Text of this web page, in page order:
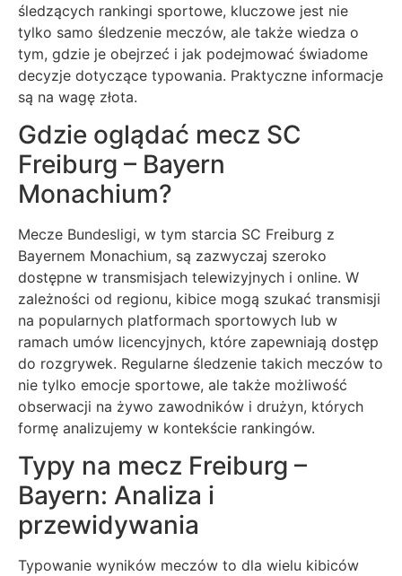
śledzących rankingi sportowe, kluczowe jest nie
tylko samo śledzenie meczów, ale także wiedza o
tym, gdzie je obejrzeć i jak podejmować świadome
decyzje dotyczące typowania. Praktyczne informacje
są na wagę złota.
Gdzie oglądać mecz SC
Freiburg – Bayern
Monachium?
Mecze Bundesligi, w tym starcia SC Freiburg z
Bayernem Monachium, są zazwyczaj szeroko
dostępne w transmisjach telewizyjnych i online. W
zależności od regionu, kibice mogą szukać transmisji
na popularnych platformach sportowych lub w
ramach umów licencyjnych, które zapewniają dostęp
do rozgrywek. Regularne śledzenie takich meczów to
nie tylko emocje sportowe, ale także możliwość
obserwacji na żywo zawodników i drużyn, których
formę analizujemy w kontekście rankingów.
Typy na mecz Freiburg –
Bayern: Analiza i
przewidywania
Typowanie wyników meczów to dla wielu kibiców